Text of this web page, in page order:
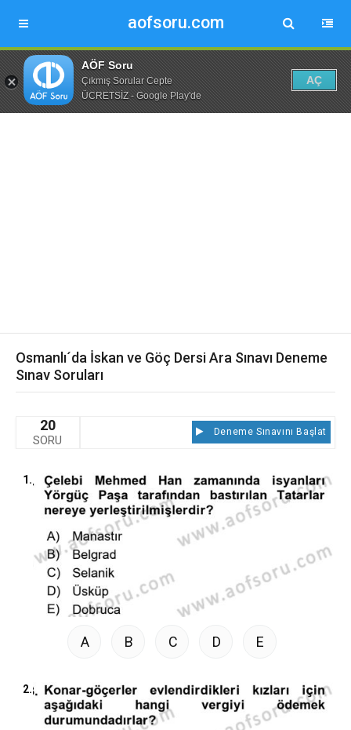
aofsoru.com
AÖF Soru
Çıkmış Sorular Cepte
ÜCRETSİZ - Google Play'de
AÇ
Osmanlı´da İskan ve Göç Dersi Ara Sınavı Deneme
Sınav Soruları
20
SORU
Deneme Sınavını Başlat
1.
A B C D E
2.